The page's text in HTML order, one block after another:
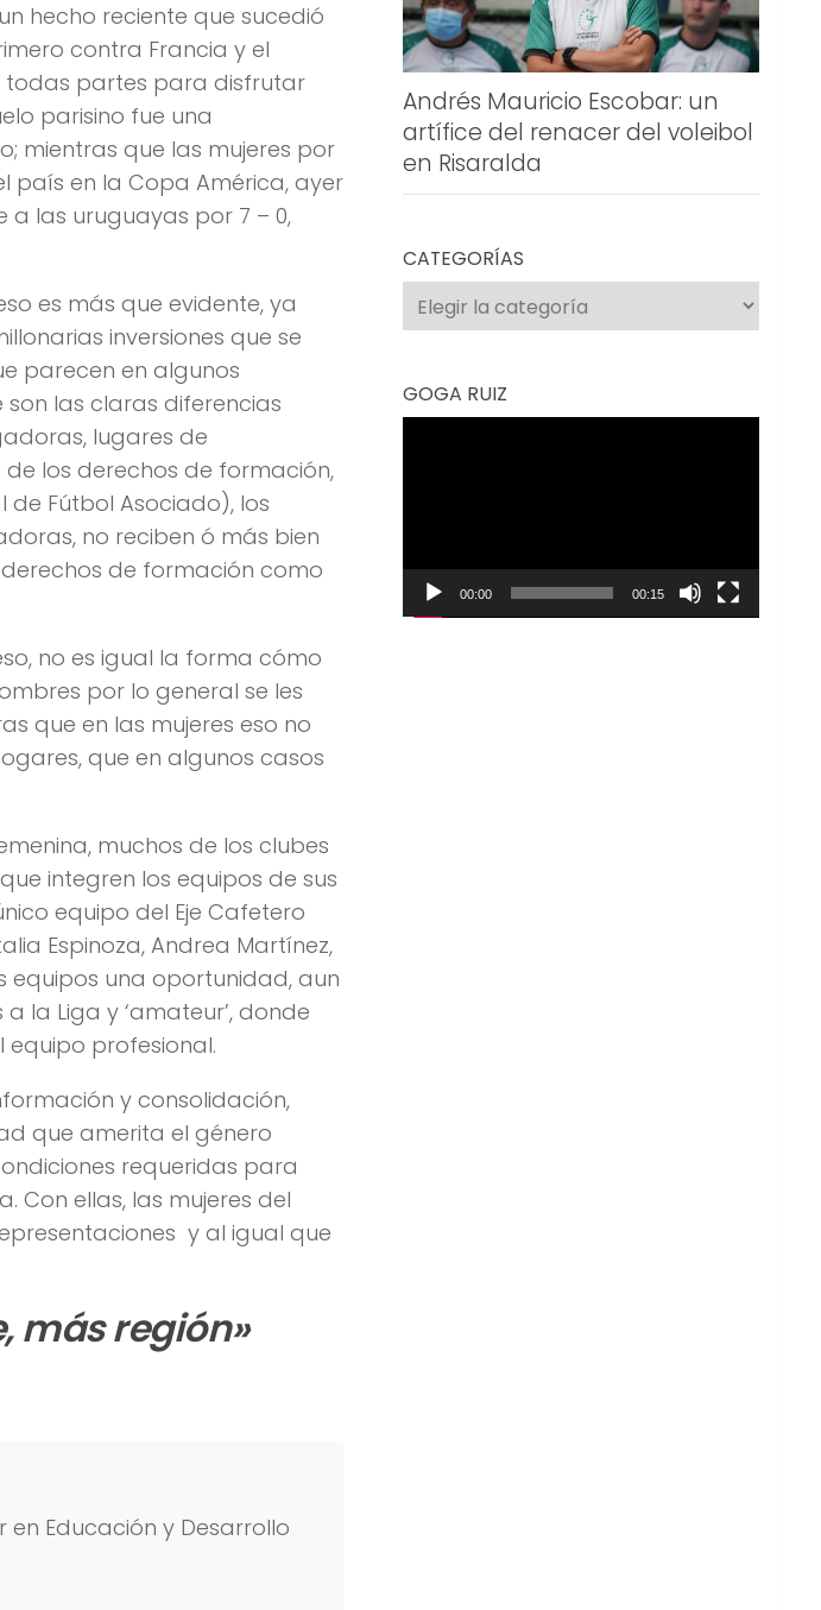
hecho reciente que sucedió
contra Francia y el
todas partes para disfrutar
parisino fue una
mientras que las mujeres por
país en la Copa América, ayer
las uruguayas por 7 – 0,
es más que evidente, ya
inversiones que se
parecen en algunos
las claras diferencias
lugares de
los derechos de formación,
de Fútbol Asociado), los
no reciben ó más bien
de formación como
no es igual la forma cómo
por lo general se les
que en las mujeres eso no
que en algunos casos
muchos de los clubes
integren los equipos de sus
equipo del Eje Cafetero
Espinoza, Andrea Martínez,
equipos una oportunidad, aun
la Liga y ‘amateur’, donde
profesional.
y consolidación,
que amerita el género
requeridas para
Con ellas, las mujeres del
y al igual que
más región»
Educación y Desarrollo
Andrés Mauricio Escobar: un
artífice del renacer del voleibol
en Risaralda
CATEGORÍAS
Categorías
GOGA RUIZ
00:00 00:15